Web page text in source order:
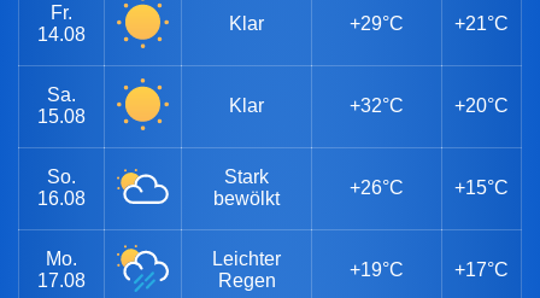
Fr.
14.08
Klar +29°C +21°C
Sa.
15.08
Klar +32°C +20°C
So.
16.08
Stark
bewölkt
+26°C +15°C
Mo.
17.08
Leichter
Regen
+19°C +17°C